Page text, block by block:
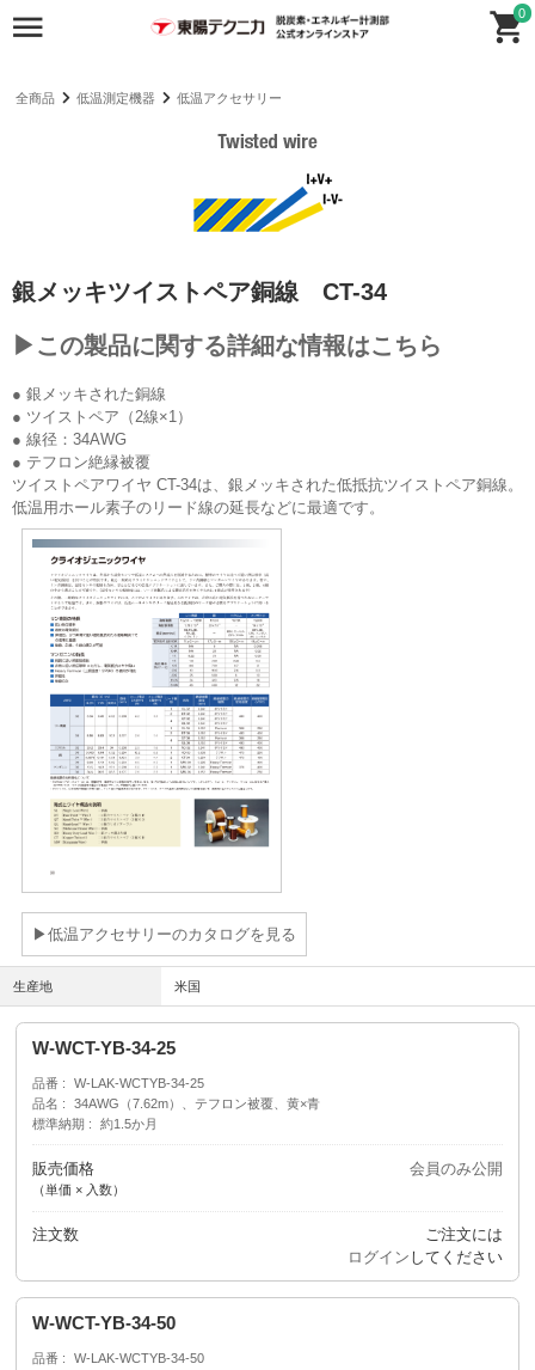
0
全商品 低温測定機器 低温アクセサリー
銀メッキツイストペア銅線 CT-34
▶この製品に関する詳細な情報はこちら
● 銀メッキされた銅線
● ツイストペア（2線×1）
● 線径：34AWG
● テフロン絶縁被覆
ツイストペアワイヤ CT-34は、銀メッキされた低抵抗ツイストペア銅線。
低温用ホール素子のリード線の延長などに最適です。
▶低温アクセサリーのカタログを見る
生産地 米国
W-WCT-YB-34-25
品番
W-LAK-WCTYB-34-25
品名
34AWG（7.62m）、テフロン被覆、黄×青
標準納期
約1.5か月
販売価格
（単価 × 入数）
会員のみ公開
注文数
ご注文には
ログイン してください
W-WCT-YB-34-50
品番
W-LAK-WCTYB-34-50